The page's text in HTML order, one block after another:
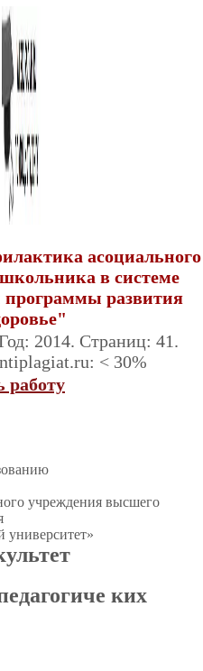
асоциального
в системе
программы развития
2014. Страниц: 41.
< 30%
работу
учреждения высшего
университет»
ких